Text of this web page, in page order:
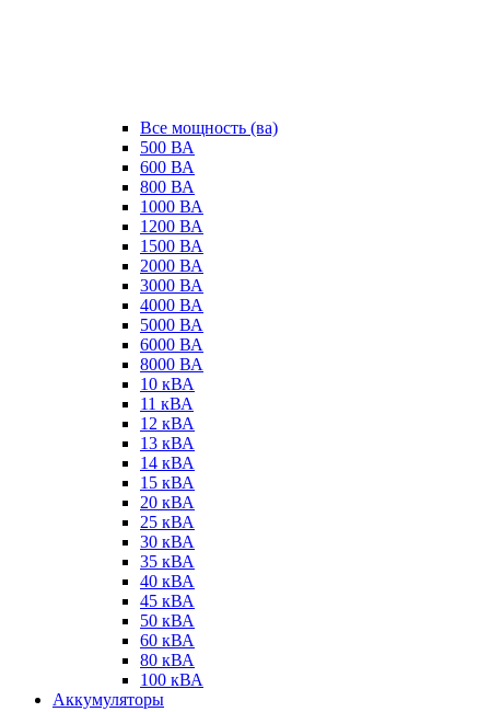
Все мощность (ва)
500 ВА
600 ВА
800 ВА
1000 ВА
1200 ВА
1500 ВА
2000 ВА
3000 ВА
4000 ВА
5000 ВА
6000 ВА
8000 ВА
10 кВА
11 кВА
12 кВА
13 кВА
14 кВА
15 кВА
20 кВА
25 кВА
30 кВА
35 кВА
40 кВА
45 кВА
50 кВА
60 кВА
80 кВА
100 кВА
Аккумуляторы